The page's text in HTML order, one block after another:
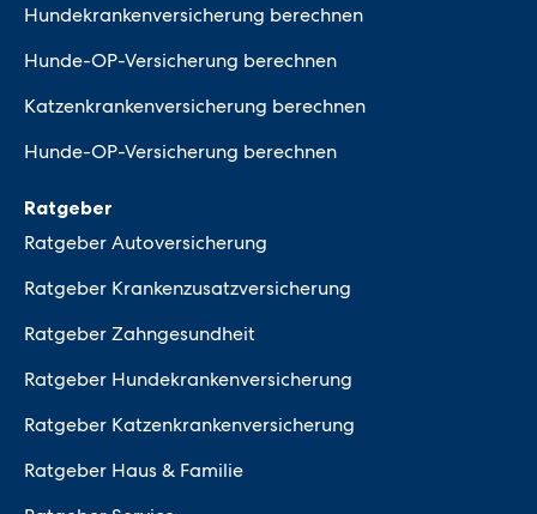
Hundekrankenversicherung berechnen
Hunde-OP-Versicherung berechnen
Katzenkrankenversicherung berechnen
Hunde-OP-Versicherung berechnen
Ratgeber
Ratgeber Autoversicherung
Ratgeber Krankenzusatzversicherung
Ratgeber Zahngesundheit
Ratgeber Hundekrankenversicherung
Ratgeber Katzenkrankenversicherung
Ratgeber Haus & Familie